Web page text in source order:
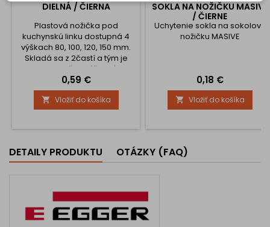
DIELNÁ / ČIERNA
Plastová nožička pod
kuchynskú linku dostupná 4
výškach 80, 100, 120, 150 mm.
Skladá sa z 2častí a tým je
stabilnejšia. Výškové
nastavenie je + 5 mm na
vyrovnanie nerovností.
Cena
0,59 €
 Vložiť do košíka
SOKLA NA NOŽIČKU MASIVE
/ ČIERNE
Uchytenie sokla na sokolovú
nožičku MASIVE
Cena
0,18 €
 Vložiť do košíka
DETAILY PRODUKTU OTÁZKY (FAQ)